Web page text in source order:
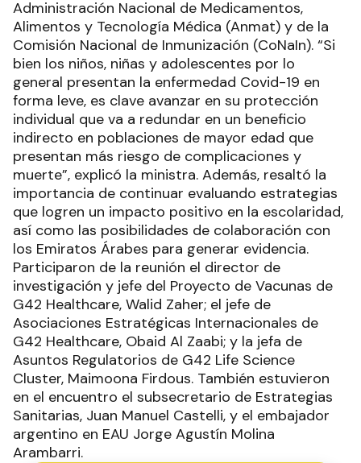
Administración Nacional de Medicamentos,
Alimentos y Tecnología Médica (Anmat) y de la
Comisión Nacional de Inmunización (CoNaIn). “Si
bien los niños, niñas y adolescentes por lo
general presentan la enfermedad Covid-19 en
forma leve, es clave avanzar en su protección
individual que va a redundar en un beneficio
indirecto en poblaciones de mayor edad que
presentan más riesgo de complicaciones y
muerte”, explicó la ministra. Además, resaltó la
importancia de continuar evaluando estrategias
que logren un impacto positivo en la escolaridad,
así como las posibilidades de colaboración con
los Emiratos Árabes para generar evidencia.
Participaron de la reunión el director de
investigación y jefe del Proyecto de Vacunas de
G42 Healthcare, Walid Zaher; el jefe de
Asociaciones Estratégicas Internacionales de
G42 Healthcare, Obaid Al Zaabi; y la jefa de
Asuntos Regulatorios de G42 Life Science
Cluster, Maimoona Firdous. También estuvieron
en el encuentro el subsecretario de Estrategias
Sanitarias, Juan Manuel Castelli, y el embajador
argentino en EAU Jorge Agustín Molina
Arambarri.